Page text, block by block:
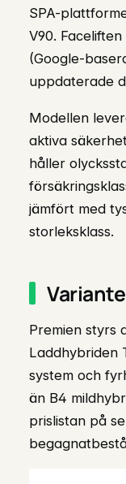
SPA-
V90.
(Google-
uppdaterade
Modellen
aktiva
håller
jämfört med
storleksklass.
Premien styrs
Laddhybriden
system och
än B4
prislistan på